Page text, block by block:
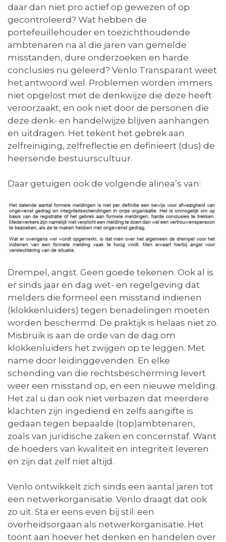
daar dan niet pro actief op gewezen of op
gecontroleerd? Wat hebben de
portefeuillehouder en toezichthoudende
ambtenaren na al die jaren van gemelde
misstanden, dure onderzoeken en harde
conclusies nu geleerd? Venlo Transparant weet
het antwoord wel. Problemen worden immers
niet opgelost met de denkwijze die deze heeft
veroorzaakt, en ook niet door de personen die
deze denk- en handelwijze blijven aanhangen
en uitdragen. Het tekent het gebrek aan
zelfreiniging, zelfreflectie en definieert (dus) de
heersende bestuurscultuur.
Daar getuigen ook de volgende alinea’s van:
Drempel, angst. Geen goede tekenen. Ook al is
er sinds jaar en dag wet- en regelgeving dat
melders die formeel een misstand indienen
(klokkenluiders) tegen benadelingen moeten
worden beschermd. De praktijk is helaas niet zo.
Misbruik is aan de orde van de dag om
klokkenluiders het zwijgen op te leggen. Met
name door leidinggevenden. En elke
schending van die rechtsbescherming levert
weer een misstand op, en een nieuwe melding.
Het zal u dan ook niet verbazen dat meerdere
klachten zijn ingediend en zelfs aangifte is
gedaan tegen bepaalde (top)ambtenaren,
zoals van juridische zaken en concernstaf. Want
de hoeders van kwaliteit en integriteit leveren
en zijn dat zelf niet altijd.
Venlo ontwikkelt zich sinds een aantal jaren tot
een netwerkorganisatie. Venlo draagt dat ook
zo uit. Sta er eens even bij stil: een
overheidsorgaan als netwerkorganisatie. Het
toont aan hoever het denken en handelen over